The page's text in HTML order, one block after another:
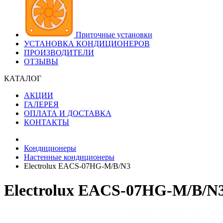
Приточные установки
УСТАНОВКА КОНДИЦИОНЕРОВ
ПРОИЗВОДИТЕЛИ
ОТЗЫВЫ
КАТАЛОГ
АКЦИИ
ГАЛЕРЕЯ
ОПЛАТА И ДОСТАВКА
КОНТАКТЫ
Кондиционеры
Настенные кондиционеры
Electrolux EACS-07HG-M/B/N3
Electrolux EACS-07HG-M/B/